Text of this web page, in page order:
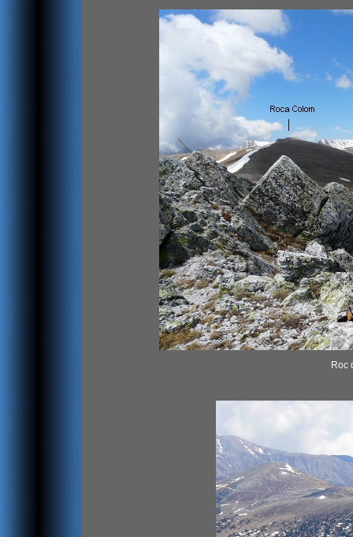
Roc